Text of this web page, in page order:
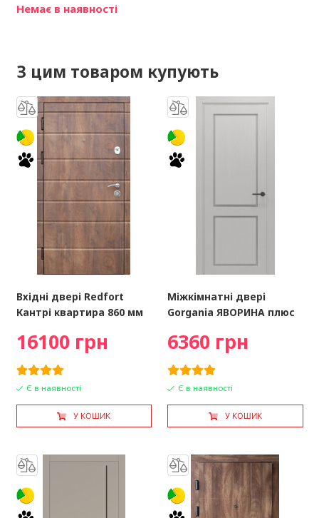
Немає в наявності
З цим товаром купують
Вхідні двері Redfort
Кантрі квартира 860 мм
16100 грн
Є в наявності
У КОШИК
Міжкімнатні двері
Gorgania ЯВОРИНА плюс
6360 грн
Є в наявності
У КОШИК